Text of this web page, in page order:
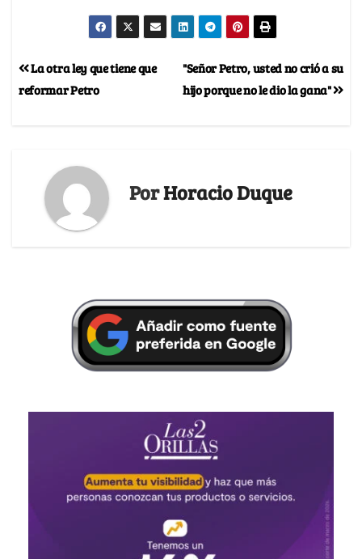
"Señor Petro, usted no crió a su
hijo porque no le dio la gana"
La otra ley que tiene que
reformar Petro
PorHoracio Duque